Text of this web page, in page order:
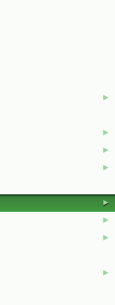
►
►
►
►
►
►
►
►